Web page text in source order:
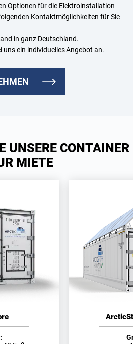
Optionen für die Elektroinstallation
Kontaktmöglichkeiten für Sie
in ganz Deutschland.
uns ein individuelles Angebot an.
UNSERE CONTAINER
MIETE